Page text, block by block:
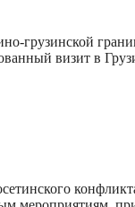
грузинской
визит в